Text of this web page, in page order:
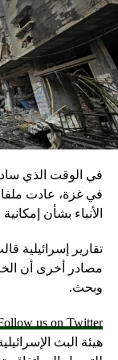
الصدر يعلّق على
في الوقت الذي ساد
في غزة، عادت
الأنباء بشأن
تقارير إسرائيلية
مصادر أخرى أن
وبحث.
us on Twitter
هيئة البث